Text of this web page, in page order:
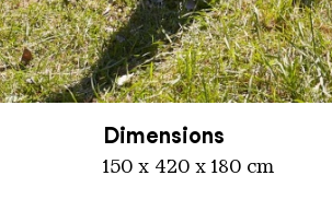
Georg Merkel
Dimensions
150 x 420 x 180 cm